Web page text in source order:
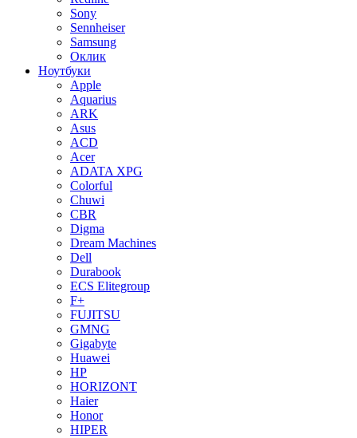
Sony
Sennheiser
Samsung
Оклик
Ноутбуки
Apple
Aquarius
ARK
Asus
ACD
Acer
ADATA XPG
Colorful
Chuwi
CBR
Digma
Dream Machines
Dell
Durabook
ECS Elitegroup
F+
FUJITSU
GMNG
Gigabyte
Huawei
HP
HORIZONT
Haier
Honor
HIPER